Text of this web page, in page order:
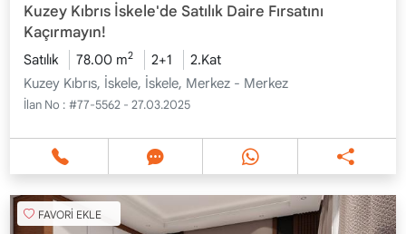
Kuzey Kıbrıs İskele'de Satılık Daire Fırsatını
Kaçırmayın!
Satılık 78.00 m2 2+1
2.Kat
Kuzey Kıbrıs, İskele, İskele, Merkez - Merkez
İlan No : #77-5562 - 27.03.2025
FAVORİ EKLE